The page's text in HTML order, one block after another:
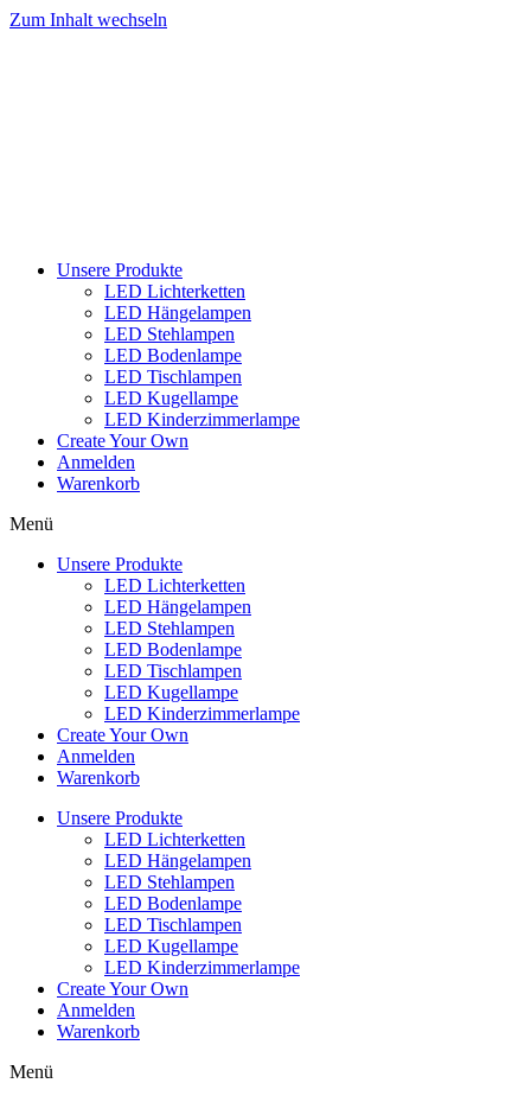
Zum Inhalt wechseln
Unsere Produkte
LED Lichterketten
LED Hängelampen
LED Stehlampen
LED Bodenlampe
LED Tischlampen
LED Kugellampe
LED Kinderzimmerlampe
Create Your Own
Anmelden
Warenkorb
Menü
Unsere Produkte
LED Lichterketten
LED Hängelampen
LED Stehlampen
LED Bodenlampe
LED Tischlampen
LED Kugellampe
LED Kinderzimmerlampe
Create Your Own
Anmelden
Warenkorb
Unsere Produkte
LED Lichterketten
LED Hängelampen
LED Stehlampen
LED Bodenlampe
LED Tischlampen
LED Kugellampe
LED Kinderzimmerlampe
Create Your Own
Anmelden
Warenkorb
Menü